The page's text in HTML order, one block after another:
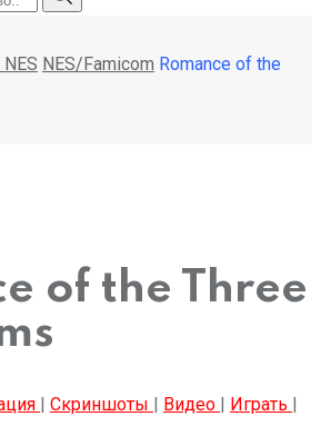
NES/Famicom Romance of the
of the Three
| Скриншоты | Видео | Играть |